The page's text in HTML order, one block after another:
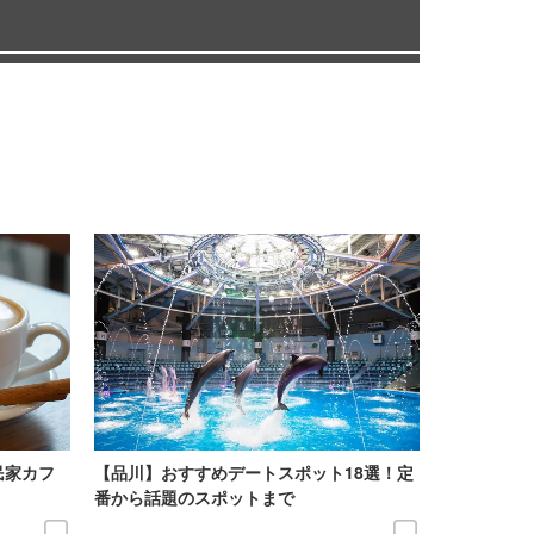
カフ
【品川】おすすめデートスポット18選！定
番から話題のスポットまで